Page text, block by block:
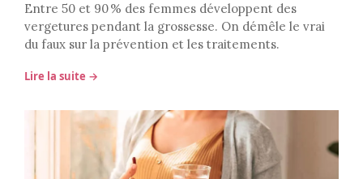
Entre 50 et 90 % des femmes développent des
vergetures pendant la grossesse. On démêle le vrai
du faux sur la prévention et les traitements.
Lire la suite →